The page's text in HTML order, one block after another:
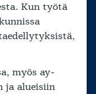
Kun työtä
myös ay-
ja alueisiin